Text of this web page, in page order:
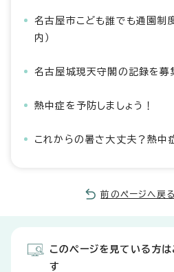
名古屋市こども誰でも通園制
内）
名古屋城現天守閣の記録を募
熱中症を予防しましょう！
これからの暑さ大丈夫？熱中
前のページへ戻る
このページを見ている方
す